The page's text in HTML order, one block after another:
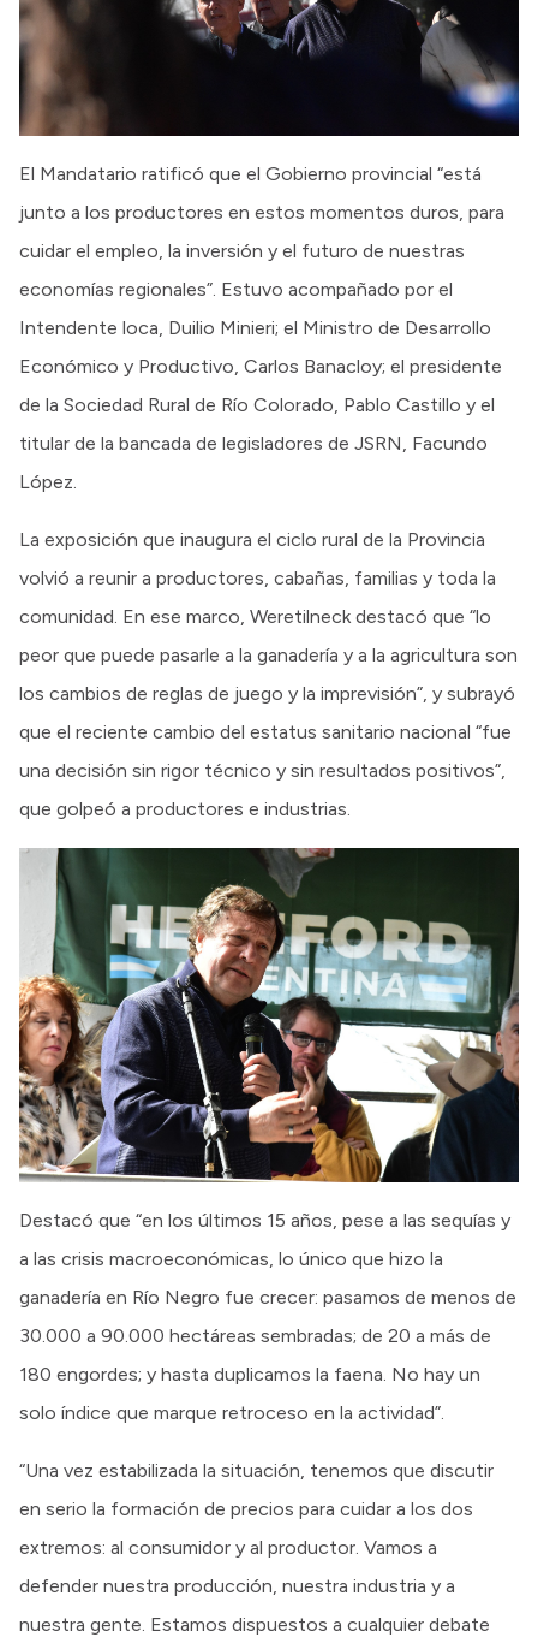
El Mandatario ratificó que el Gobierno provincial “está
junto a los productores en estos momentos duros, para
cuidar el empleo, la inversión y el futuro de nuestras
economías regionales”. Estuvo acompañado por el
Intendente loca, Duilio Minieri; el Ministro de Desarrollo
Económico y Productivo, Carlos Banacloy; el presidente
de la Sociedad Rural de Río Colorado, Pablo Castillo y el
titular de la bancada de legisladores de JSRN, Facundo
López.
La exposición que inaugura el ciclo rural de la Provincia
volvió a reunir a productores, cabañas, familias y toda la
comunidad. En ese marco, Weretilneck destacó que “lo
peor que puede pasarle a la ganadería y a la agricultura son
los cambios de reglas de juego y la imprevisión”, y subrayó
que el reciente cambio del estatus sanitario nacional “fue
una decisión sin rigor técnico y sin resultados positivos”,
que golpeó a productores e industrias.
Destacó que “en los últimos 15 años, pese a las sequías y
a las crisis macroeconómicas, lo único que hizo la
ganadería en Río Negro fue crecer: pasamos de menos de
30.000 a 90.000 hectáreas sembradas; de 20 a más de
180 engordes; y hasta duplicamos la faena. No hay un
solo índice que marque retroceso en la actividad”.
“Una vez estabilizada la situación, tenemos que discutir
en serio la formación de precios para cuidar a los dos
extremos: al consumidor y al productor. Vamos a
defender nuestra producción, nuestra industria y a
nuestra gente. Estamos dispuestos a cualquier debate